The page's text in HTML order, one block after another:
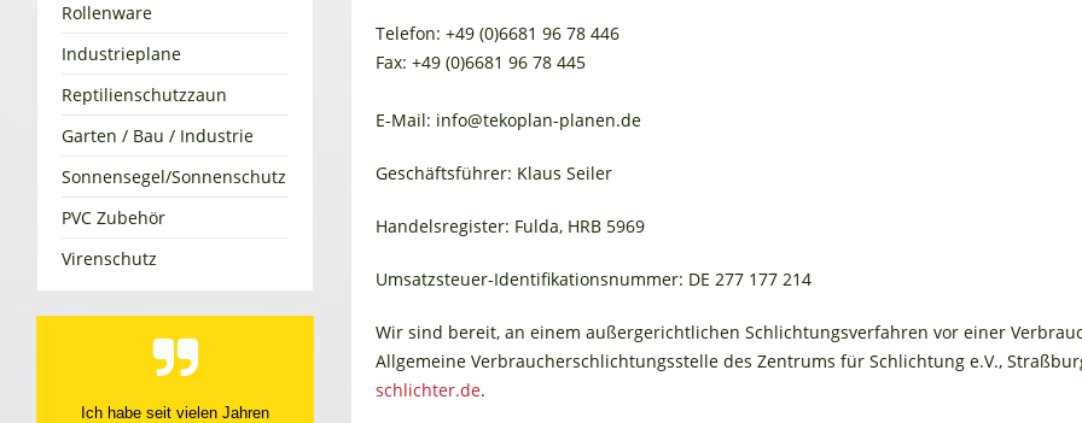
Rollenware
Industrieplane
Reptilienschutzzaun
Garten / Bau / Industrie
Sonnensegel/Sonnenschutz
PVC Zubehör
Virenschutz
Top Service, top Produkt
Telefon: +49 (0)6681 96 78 446
Fax: +49 (0)6681 96 78 445
E-Mail: info@tekoplan-planen.de
Geschäftsführer: Klaus Seiler
Handelsregister: Fulda, HRB 5969
Umsatzsteuer-Identifikationsnummer: DE 277 177 214
Wir sind bereit, an einem außergerichtlichen Schlichtungsverfahren vor einer
Allgemeine Verbraucherschlichtungsstelle des Zentrums für Schlichtung e.V.,
schlichter.de.